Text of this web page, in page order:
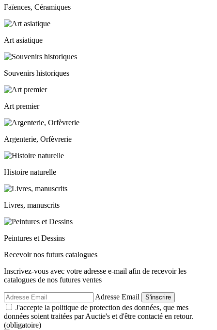
Faïences, Céramiques
Art asiatique
Souvenirs historiques
Art premier
Argenterie, Orfèvrerie
Histoire naturelle
Livres, manuscrits
Peintures et Dessins
Recevoir nos futurs catalogues
Inscrivez-vous avec votre adresse e-mail afin de recevoir les
catalogues de nos futures ventes
Adresse Email S'inscrire
J'accepte la politique de protection des données, que mes
données soient traitées par Auctie's et d'être contacté en retour.
(obligatoire)